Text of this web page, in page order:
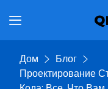
Дом
Блог
Проектирование